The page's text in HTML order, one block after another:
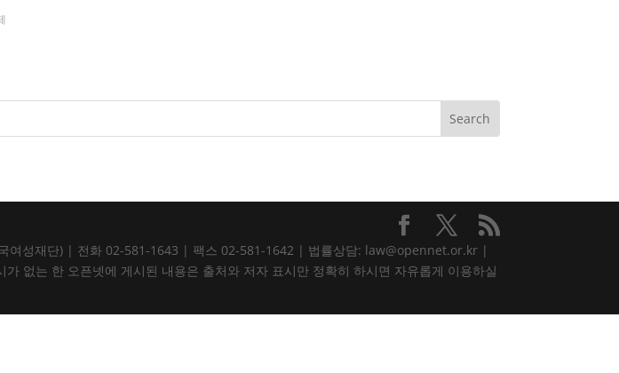
여성재단) | 전화 02-581-1643 | 팩스 02-581-1642 | 법률상담: law@opennet.or.kr |
는 한 오픈넷에 게시된 내용은 출처와 저자 표시만 정확히 하시면 자유롭게 이용하실